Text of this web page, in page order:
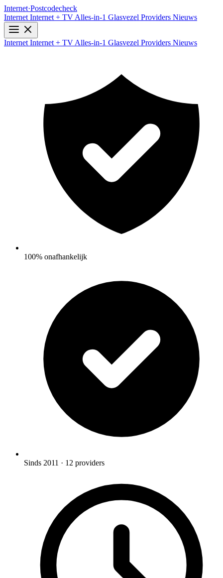
Internet·Postcodecheck
Internet Internet + TV Alles-in-1 Glasvezel Providers Nieuws
Internet Internet + TV Alles-in-1 Glasvezel Providers Nieuws
100% onafhankelijk
Sinds 2011 · 12 providers